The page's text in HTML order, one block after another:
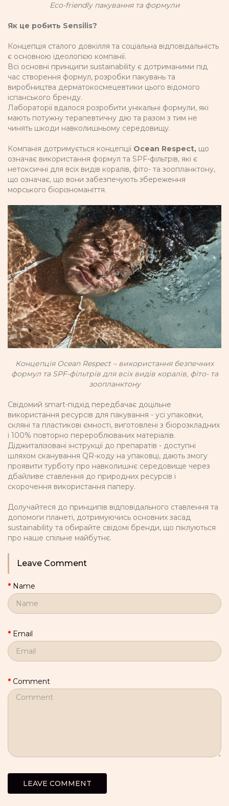
Eco-friendly пакування та формули
Як це робить Sensilis?
Концепція сталого довкілля та соціальна відповідальність
є основною ідеологією компанії.
Всі основні принципи sustainability є дотриманими під
час створення формул, розробки пакувань та
виробництва дерматокосмецевтики цього відомого
іспанського бренду.
Лабораторії вдалося розробити унікальні формули, які
мають потужну терапевтичну дію та разом з тим не
чинять шкоди навколишньому середовищу.
Компанія дотримується концепціїOcean Respect, що
означає використання формул та SPF-фільтрів, які є
нетоксичні для всіх видів коралів, фіто- та зоопланктону,
що означає, що вони забезпечують збереження
морського біорізноманіття.
Концепція Ocean Respect – використання безпечних
формул та SPF-фільтрів для всіх видів коралів, фіто- та
зоопланктону
Свідомий smart-підхід передбачає доцільне
використання ресурсів для пакування - усі упаковки,
скляні та пластикові ємності, виготовлені з біорозкладних
і 100% повторно перероблюваних матеріалів.
Діджиталізовані інструкції до препаратів - доступні
шляхом сканування QR-коду на упаковці, дають змогу
проявити турботу про навколишнє середовище через
дбайливе ставлення до природних ресурсів і
скорочення використання паперу.
Долучайтеся до принципів відповідального ставлення та
допомоги планеті, дотримуючись основних засад
sustainability та обирайте свідомі бренди, що піклуються
про наше спільне майбутнє.
Leave Comment
Name
Email
Comment
LEAVE COMMENT